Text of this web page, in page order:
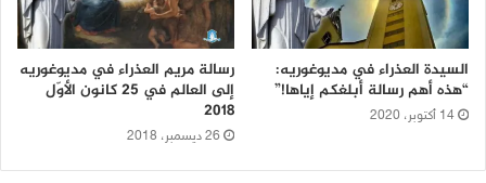
السيدة العذراء في مديوغوريه:
“هذه أهم رسالة أبلغكم إياها!”
14 أكتوبر، 2020
رسالة مريم العذراء في مديوغوريه
إلى العالم في 25 كانون الأوّل
2018
26 ديسمبر، 2018